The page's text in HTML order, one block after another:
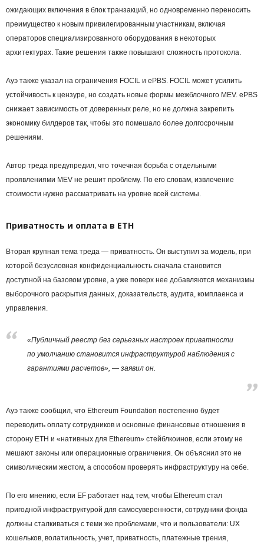
ожидающих включения в блок транзакций, но одновременно переносить
преимущество к новым привилегированным участникам, включая
операторов специализированного оборудования в некоторых
архитектурах. Такие решения также повышают сложность протокола.
Ауэ также указал на ограничения FOCIL и ePBS. FOCIL может усилить
устойчивость к цензуре, но создать новые формы межблочного MEV. ePBS
снижает зависимость от доверенных реле, но не должна закрепить
экономику билдеров так, чтобы это помешало более долгосрочным
решениям.
Автор треда предупредил, что точечная борьба с отдельными
проявлениями MEV не решит проблему. По его словам, извлечение
стоимости нужно рассматривать на уровне всей системы.
Приватность и оплата в ETH
Вторая крупная тема треда — приватность. Он выступил за модель, при
которой безусловная конфиденциальность сначала становится
доступной на базовом уровне, а уже поверх нее добавляются механизмы
выборочного раскрытия данных, доказательств, аудита, комплаенса и
управления.
«Публичный реестр без серьезных настроек приватности
по умолчанию становится инфраструктурой наблюдения с
гарантиями расчетов», — заявил он.
Ауэ также сообщил, что Ethereum Foundation постепенно будет
переводить оплату сотрудников и основные финансовые отношения в
сторону ETH и «нативных для Ethereum» стейблкоинов, если этому не
мешают законы или операционные ограничения. Он объяснил это не
символическим жестом, а способом проверять инфраструктуру на себе.
По его мнению, если EF работает над тем, чтобы Ethereum стал
пригодной инфраструктурой для самосуверенности, сотрудники фонда
должны сталкиваться с теми же проблемами, что и пользователи: UX
кошельков, волатильность, учет, приватность, платежные трения,